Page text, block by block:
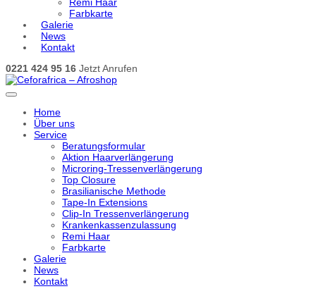
Farbkarte
Galerie
News
Kontakt
0221 424 95 16 Jetzt Anrufen
Home
Über uns
Service
Beratungsformular
Aktion Haarverlängerung
Microring-Tressenverlängerung
Top Closure
Brasilianische Methode
Tape-In Extensions
Clip-In Tressenverlängerung
Krankenkassenzulassung
Remi Haar
Farbkarte
Galerie
News
Kontakt